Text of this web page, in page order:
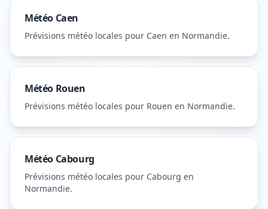
Météo Caen
Prévisions météo locales pour Caen en Normandie.
Météo Rouen
Prévisions météo locales pour Rouen en Normandie.
Météo Cabourg
Prévisions météo locales pour Cabourg en
Normandie.